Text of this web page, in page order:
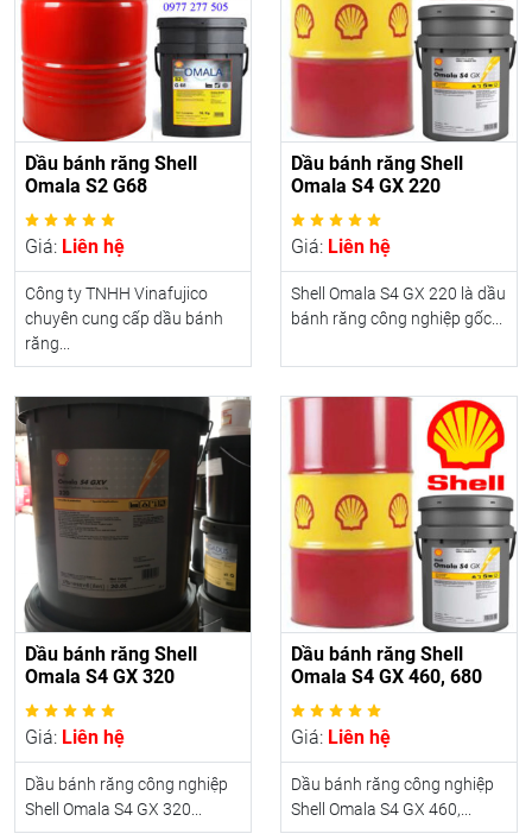
Dầu bánh răng Shell
Omala S2 G68
Giá: Liên hệ
Công ty TNHH Vinafujico
chuyên cung cấp dầu bánh
răng...
Dầu bánh răng Shell
Omala S4 GX 220
Giá: Liên hệ
Shell Omala S4 GX 220 là dầu
bánh răng công nghiệp gốc...
Dầu bánh răng Shell
Omala S4 GX 320
Giá: Liên hệ
Dầu bánh răng công nghiệp
Shell Omala S4 GX 320...
Dầu bánh răng Shell
Omala S4 GX 460, 680
Giá: Liên hệ
Dầu bánh răng công nghiệp
Shell Omala S4 GX 460,...